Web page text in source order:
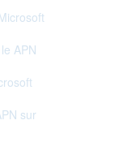
APN
sur